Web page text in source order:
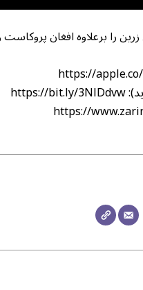
را برعلاوه افغان
https://
https://bit.ly/3NlDdvw
https://